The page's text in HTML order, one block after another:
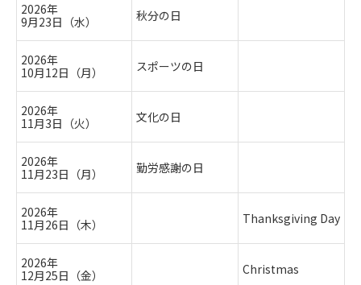
2026年
9月23日（水）
秋分の日
2026年
10月12日（月）
スポーツの日
2026年
11月3日（火）
文化の日
2026年
11月23日（月）
勤労感謝の日
2026年
11月26日（木）
Thanksgiving Day
2026年
12月25日（金）
Christmas